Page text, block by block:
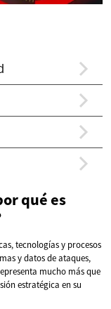
qué es
tecnologías y procesos
y datos de ataques,
mucho más que
estratégica en su